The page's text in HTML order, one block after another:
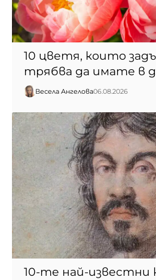
10 цветя, които
трябва да имате в
Весела Ангелова06.08.2026
10-те най-известни